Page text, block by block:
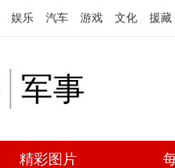
娱乐 汽车 游戏 文化 援藏
军事
精彩图片